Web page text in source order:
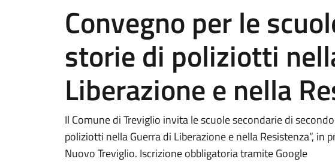
Convegno per le
storie di poliziotti
Liberazione e nella
Il Comune di Treviglio invita le scuole secondarie di
poliziotti nella Guerra di Liberazione e nella Resistenza”, in
Nuovo Treviglio. Iscrizione obbligatoria tramite Google